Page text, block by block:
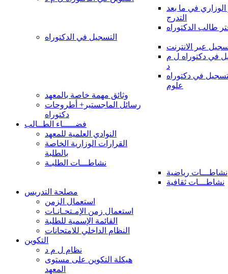
الوزاري في ما بعد
التدرج
طالب الدكتوراه
التسجيل في الدكتوراه
عبر الانترنت
في دكتوراه ل م
د
في دكتوراه
علوم
وثائق مهمة خاصة بالمعهد
رسائل الماجستير+ أطروحات
دكتوراه
فضـــــاء الطــالب
النوادي العلمية للمعهد
القرارات الوزارية الخاصة
بالطلبة
نشاطـــات الطلبـة
نشاطـــات رياضية
نشاطـــات ثقافية
مصلحة التدريس
استعمال الزمن
استعمال زمن الإمـتحـانـات
القائمة الإسمية للطلبة
النظام الداخلي للامتحانات
التكوين
نظام ل م د
هيكلة التكوين على مستوى
المعهد